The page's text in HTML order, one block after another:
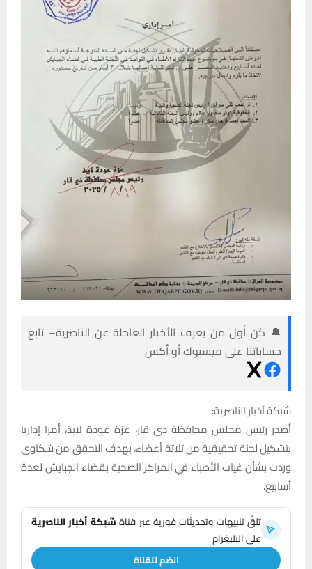
🔔 كن أول من يعرف الأخبار العاجلة عن الناصرية– تابع
حساباتنا على فيسبوك أو أكس
شبكة أخبار الناصرية:
أصدر رئيس مجلس محافظة ذي قار، عزة عودة لايذ، أمرا إداريا
بتشكيل لجنة تحقيقية من ثلاثة أعضاء، بهدف التحقق من شكاوى
وردت بشأن غياب الأطباء في المراكز الصحية بقضاء الجبايش لعدة
أسابيع.
تلقَّ تنبيهات وتحديثات فورية عبر قناةشبكة أخبار الناصرية
على التليغرام
انضم للقناة